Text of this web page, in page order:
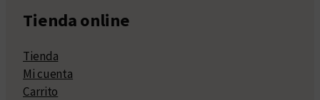
Tienda online
Tienda
Mi cuenta
Carrito